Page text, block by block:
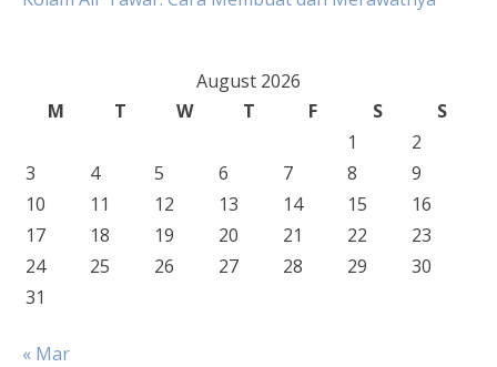
August 2026
M
T W T F S
S
1
2
3
4 5 6 7 8
9
10
11 12 13 14 15
16
17
18 19 20 21 22
23
24
25 26 27 28 29
30
31
« Mar